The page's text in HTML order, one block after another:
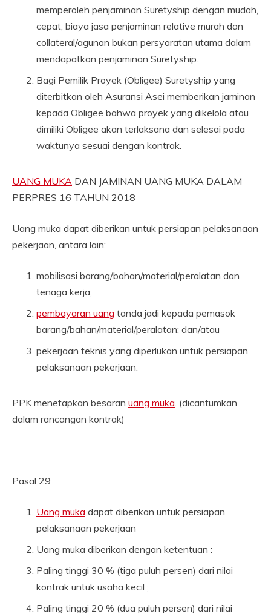
memperoleh penjaminan Suretyship dengan mudah,
cepat, biaya jasa penjaminan relative murah dan
collateral/agunan bukan persyaratan utama dalam
mendapatkan penjaminan Suretyship.
Bagi Pemilik Proyek (Obligee) Suretyship yang
diterbitkan oleh Asuransi Asei memberikan jaminan
kepada Obligee bahwa proyek yang dikelola atau
dimiliki Obligee akan terlaksana dan selesai pada
waktunya sesuai dengan kontrak.
UANG MUKA DAN JAMINAN UANG MUKA DALAM
PERPRES 16 TAHUN 2018
Uang muka dapat diberikan untuk persiapan pelaksanaan
pekerjaan, antara lain:
mobilisasi barang/bahan/material/peralatan dan
tenaga kerja;
pembayaran uang tanda jadi kepada pemasok
barang/bahan/material/peralatan; dan/atau
pekerjaan teknis yang diperlukan untuk persiapan
pelaksanaan pekerjaan.
PPK menetapkan besaran uang muka . (dicantumkan
dalam rancangan kontrak)
Pasal 29
Uang muka dapat diberikan untuk persiapan
pelaksanaan pekerjaan
Uang muka diberikan dengan ketentuan :
Paling tinggi 30 % (tiga puluh persen) dari nilai
kontrak untuk usaha kecil ;
Paling tinggi 20 % (dua puluh persen) dari nilai